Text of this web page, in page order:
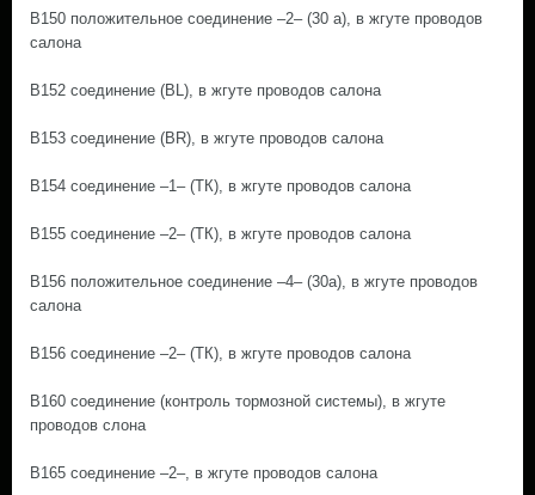
B150 положительное соединение –2– (30 а), в жгуте проводов
салона
B152 соединение (BL), в жгуте проводов салона
B153 соединение (BR), в жгуте проводов салона
B154 соединение –1– (ТК), в жгуте проводов салона
B155 соединение –2– (ТК), в жгуте проводов салона
B156 положительное соединение –4– (30a), в жгуте проводов
салона
B156 соединение –2– (ТК), в жгуте проводов салона
B160 соединение (контроль тормозной системы), в жгуте
проводов слона
B165 соединение –2–, в жгуте проводов салона